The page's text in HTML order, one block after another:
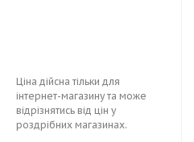
Ціна дійсна тільки для
інтернет-магазину та може
відрізнятись від цін у
роздрібних магазинах.